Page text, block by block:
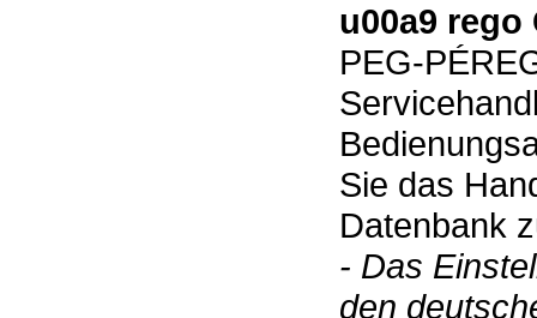
u00a9 rego
PEG-
Sie das
Datenbank
- Das
den